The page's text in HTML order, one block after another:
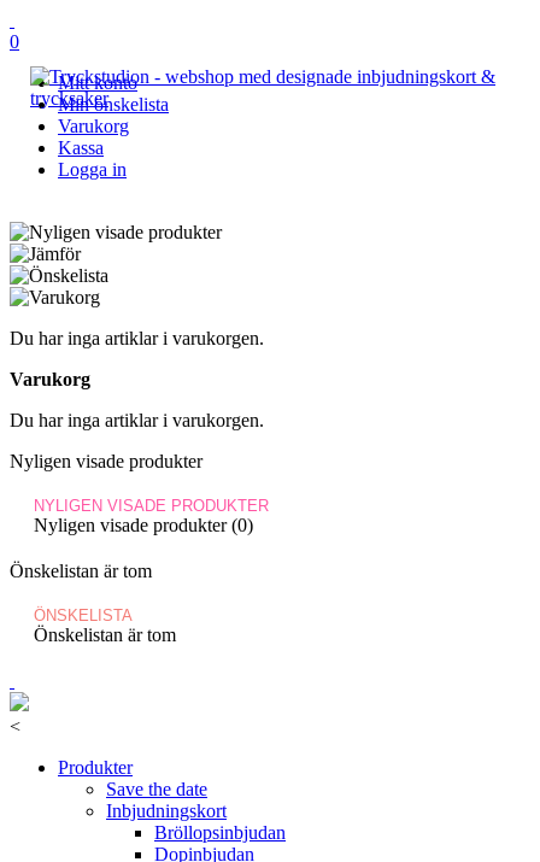
0
Mitt konto
Min önskelista
Varukorg
Kassa
Logga in
Du har inga artiklar i varukorgen.
Varukorg
Du har inga artiklar i varukorgen.
Nyligen visade produkter
NYLIGEN VISADE PRODUKTER
Nyligen visade produkter (0)
Önskelistan är tom
ÖNSKELISTA
Önskelistan är tom
<
Produkter
Save the date
Inbjudningskort
Bröllopsinbjudan
Dopinbjudan